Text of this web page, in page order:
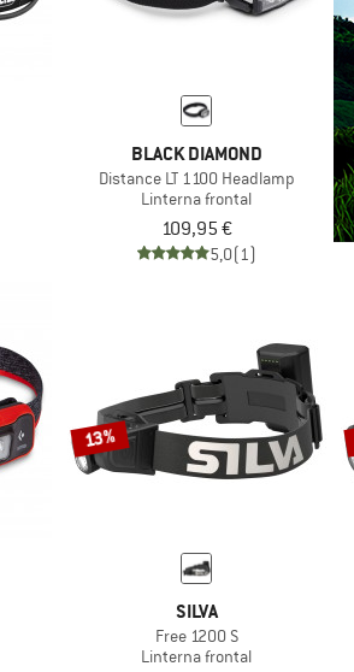
BLACK DIAMOND
Distance LT 1100 Headlamp
Linterna frontal
109,95 €
5,0(1)
13%
SILVA
Free 1200 S
Linterna frontal